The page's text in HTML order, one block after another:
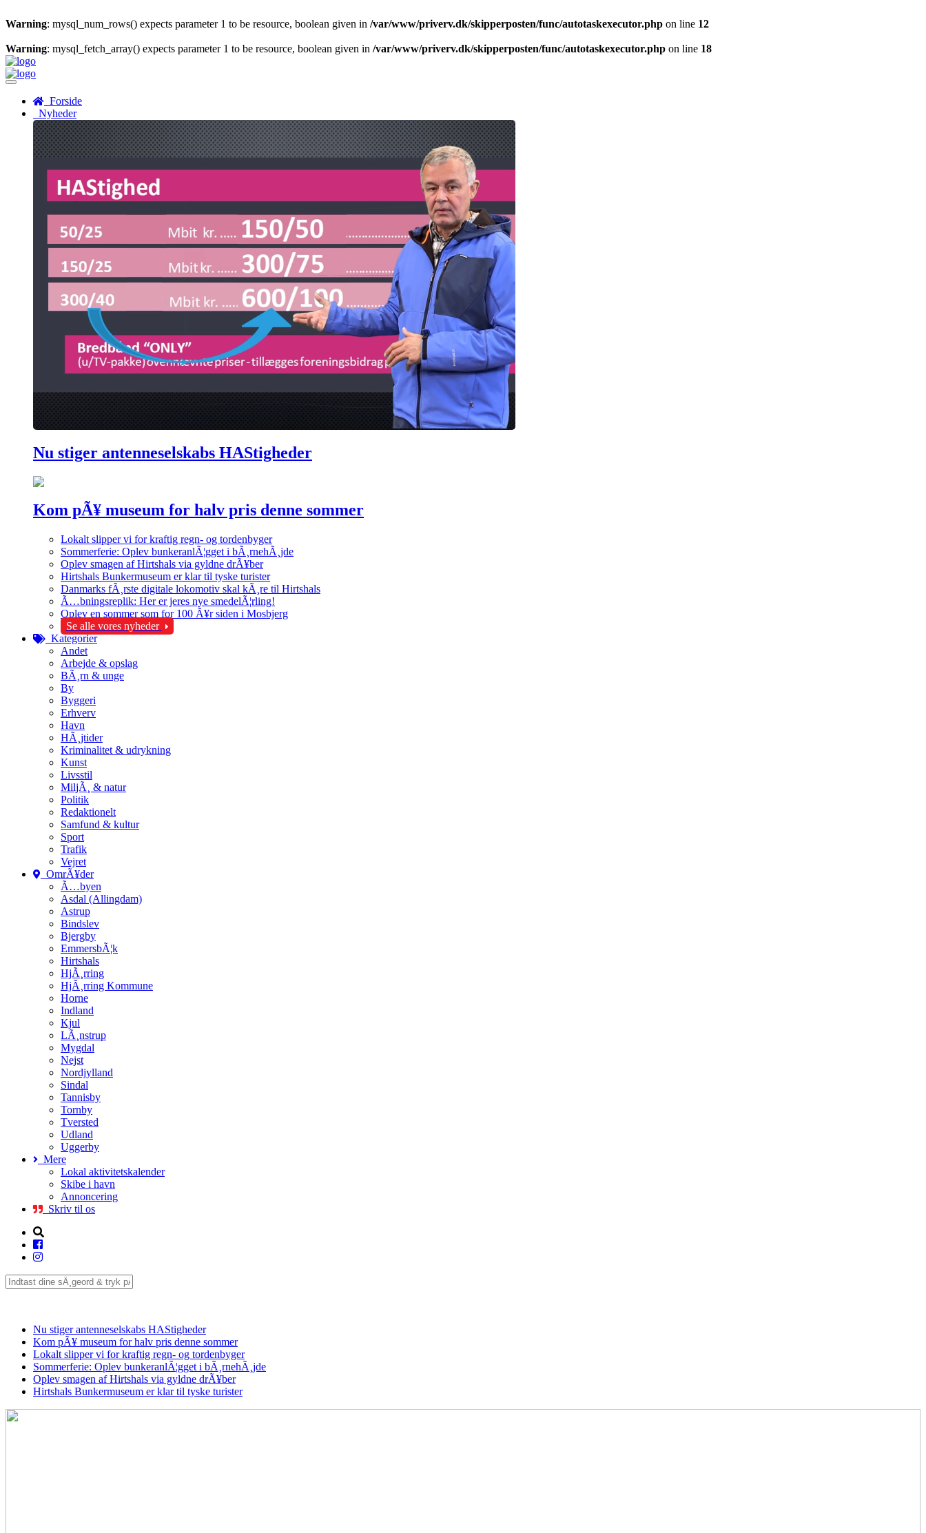
Warning: mysql_num_rows() expects parameter 1 to be resource, boolean given in /var/www/priverv.dk/skipperposten/func/autotaskexecutor.php on line 12
Warning: mysql_fetch_array() expects parameter 1 to be resource, boolean given in /var/www/priverv.dk/skipperposten/func/autotaskexecutor.php on line 18
Menu
Forside
Nyheder
Nu stiger antenneselskabs HAStigheder
Kom pÃ¥ museum for halv pris denne sommer
Lokalt slipper vi for kraftig regn- og tordenbyger
Sommerferie: Oplev bunkeranlÃ¦gget i bÃ¸rnehÃ¸jde
Oplev smagen af Hirtshals via gyldne drÃ¥ber
Hirtshals Bunkermuseum er klar til tyske turister
Danmarks fÃ¸rste digitale lokomotiv skal kÃ¸re til Hirtshals
Ã…bningsreplik: Her er jeres nye smedelÃ¦rling!
Oplev en sommer som for 100 Ã¥r siden i Mosbjerg
Se alle vores nyheder
Kategorier
Andet
Arbejde & opslag
BÃ¸rn & unge
By
Byggeri
Erhverv
Havn
HÃ¸jtider
Kriminalitet & udrykning
Kunst
Livsstil
MiljÃ¸ & natur
Politik
Redaktionelt
Samfund & kultur
Sport
Trafik
Vejret
OmrÃ¥der
Ã…byen
Asdal (Allingdam)
Astrup
Bindslev
Bjergby
EmmersbÃ¦k
Hirtshals
HjÃ¸rring
HjÃ¸rring Kommune
Horne
Indland
Kjul
LÃ¸nstrup
Mygdal
Nejst
Nordjylland
Sindal
Tannisby
Tornby
Tversted
Udland
Uggerby
Mere
Lokal aktivitetskalender
Skibe i havn
Annoncering
Skriv til os
Nu stiger antenneselskabs HAStigheder
Kom pÃ¥ museum for halv pris denne sommer
Lokalt slipper vi for kraftig regn- og tordenbyger
Sommerferie: Oplev bunkeranlÃ¦gget i bÃ¸rnehÃ¸jde
Oplev smagen af Hirtshals via gyldne drÃ¥ber
Hirtshals Bunkermuseum er klar til tyske turister